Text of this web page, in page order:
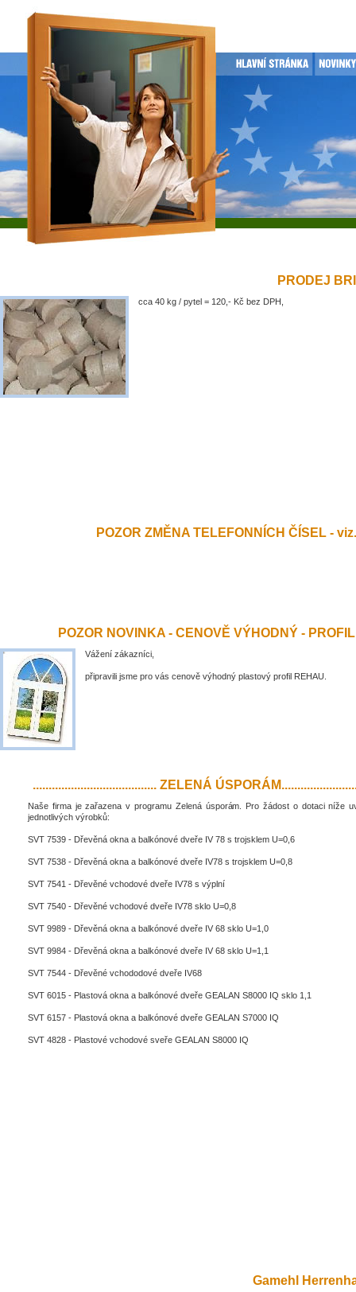
PRODEJ
cca 40 kg / pytel = 120,- Kč bez DPH,
POZOR ZMĚNA TELEFONNÍCH ČÍSEL -
POZOR NOVINKA - CENOVĚ VÝHODNÝ -
Vážení zákazníci,
připravili jsme pro vás cenově výhodný plastový profil REHAU.
....................................... ZELENÁ
Naše firma je zařazena v programu Zelená úsporám. Pro žádost o dotaci níže
jednotlivých výrobků:
SVT 7539 - Dřevěná okna a balkónové dveře IV 78 s trojsklem U=0,6
SVT 7538 - Dřevěná okna a balkónové dveře IV78 s trojsklem U=0,8
SVT 7541 - Dřevěné vchodové dveře IV78 s výplní
SVT 7540 - Dřevěné vchodové dveře IV78 sklo U=0,8
SVT 9989 - Dřevěná okna a balkónové dveře IV 68 sklo U=1,0
SVT 9984 - Dřevěná okna a balkónové dveře IV 68 sklo U=1,1
SVT 7544 - Dřevěné vchododové dveře IV68
SVT 6015 - Plastová okna a balkónové dveře GEALAN S8000 IQ sklo 1,1
SVT 6157 - Plastová okna a balkónové dveře GEALAN S7000 IQ
SVT 4828 - Plastové vchodové sveře GEALAN S8000 IQ
Gamehl